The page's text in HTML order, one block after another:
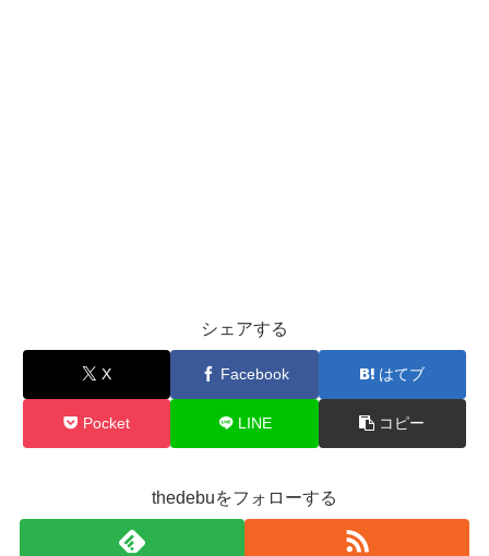
シェアする
X Facebook はてブ
Pocket LINE コピー
thedebuをフォローする